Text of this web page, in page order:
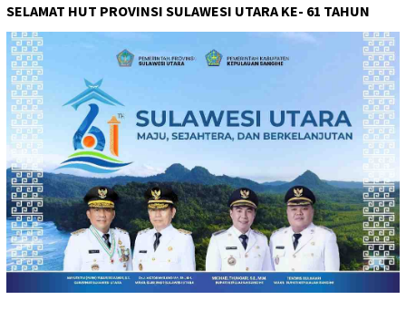
SELAMAT HUT PROVINSI SULAWESI UTARA KE- 61 TAHUN